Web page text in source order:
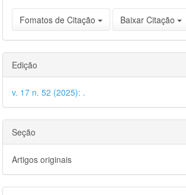
Fomatos de Citação Baixar Citação
Edição
v. 17 n. 52 (2025): .
Seção
Artigos originais